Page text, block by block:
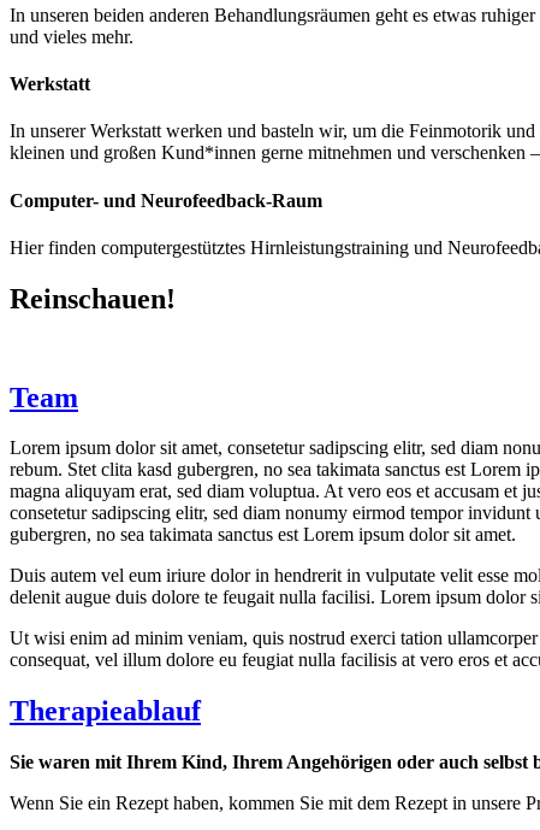
In unseren beiden anderen Behandlungsräumen geht es etwas
und vieles mehr.
Werkstatt
In unserer Werkstatt werken und basteln wir, um die Feinmotorik
kleinen und großen Kund*innen gerne mitnehmen und verschenken
Computer- und Neurofeedback-Raum
Hier finden computergestütztes Hirnleistungstraining und
Reinschauen!
Team
Lorem ipsum dolor sit amet, consetetur sadipscing elitr, sed diam
rebum. Stet clita kasd gubergren, no sea takimata sanctus est
magna aliquyam erat, sed diam voluptua. At vero eos et accusam et
consetetur sadipscing elitr, sed diam nonumy eirmod tempor
gubergren, no sea takimata sanctus est Lorem ipsum dolor sit amet.
Duis autem vel eum iriure dolor in hendrerit in vulputate velit esse
delenit augue duis dolore te feugait nulla facilisi. Lorem ipsum dolor
Ut wisi enim ad minim veniam, quis nostrud exerci tation
consequat, vel illum dolore eu feugiat nulla facilisis at vero eros et
Therapieablauf
Sie waren mit Ihrem Kind, Ihrem Angehörigen oder auch
Wenn Sie ein Rezept haben, kommen Sie mit dem Rezept in unsere